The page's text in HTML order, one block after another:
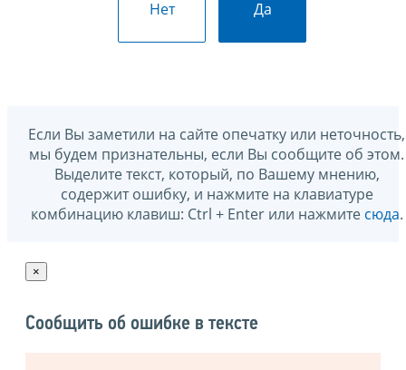
Нет Да
Если Вы заметили на сайте опечатку или неточность,
мы будем признательны, если Вы сообщите об этом.
Выделите текст, который, по Вашему мнению,
содержит ошибку, и нажмите на клавиатуре
комбинацию клавиш: Ctrl + Enter или нажмите сюда.
×
Сообщить об ошибке в тексте